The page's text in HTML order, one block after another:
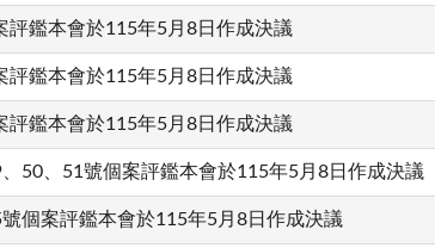
評鑑本會於115年5月8日作成決議
評鑑本會於115年5月8日作成決議
評鑑本會於115年5月8日作成決議
50、51號個案評鑑本會於115年5月8日作成決議
個案評鑑本會於115年5月8日作成決議